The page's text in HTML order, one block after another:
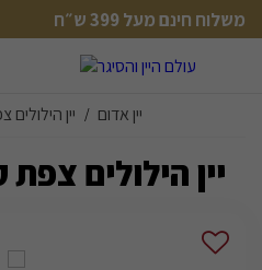
משלוח חינם מעל 399 ש״ח
משלוח חינם מעל 399 ש״ח
יין אדום / יין הילולים
יין הילולים צפת